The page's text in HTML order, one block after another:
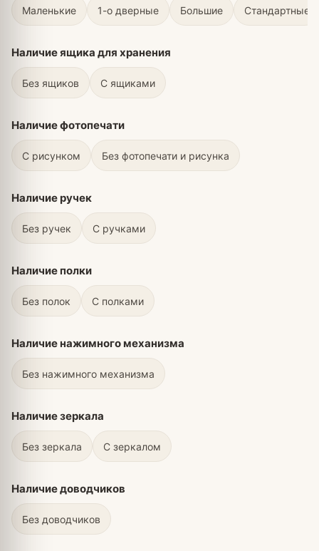
Маленькие 1-о дверные Большие Стандартные
Наличие ящика для хранения
Без ящиков С ящиками
Наличие фотопечати
С рисунком Без фотопечати и рисунка
Наличие ручек
Без ручек С ручками
Наличие полки
Без полок С полками
Наличие нажимного механизма
Без нажимного механизма
Наличие зеркала
Без зеркала С зеркалом
Наличие доводчиков
Без доводчиков